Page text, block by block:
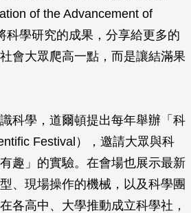
of the Advancement of
科學研究的成果，分享給更多的
會大眾爬高一點，而是讓結滿果
科學，道爾頓提出每年舉辦「科
Festival），邀請大眾與科
趣」的實驗。在會場也展示最新
、現場操作的機械，以及科學團
各高中、大學推動成立科學社，